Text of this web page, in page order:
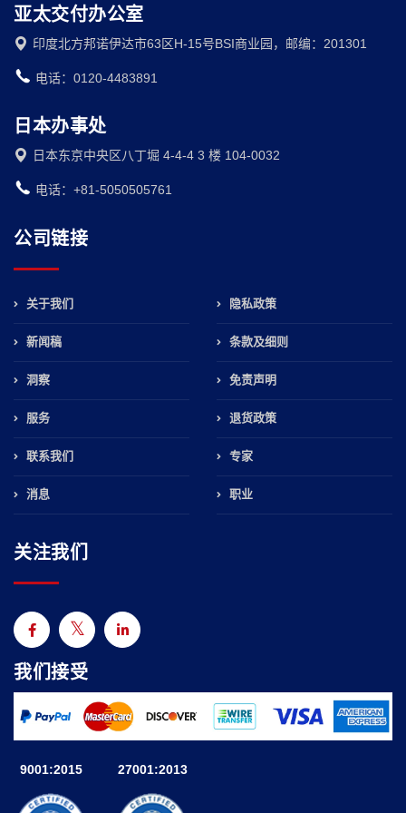
亚太交付办公室
印度北方邦诺伊达市63区H-15号BSI商业园，邮编：201301
电话：0120-4483891
日本办事处
日本东京中央区八丁堀 4-4-4 3 楼 104-0032
电话：+81-5050505761
公司链接
关于我们
新闻稿
洞察
服务
联系我们
消息
隐私政策
条款及细则
免责声明
退货政策
专家
职业
关注我们
我们接受
9001:2015 27001:2013